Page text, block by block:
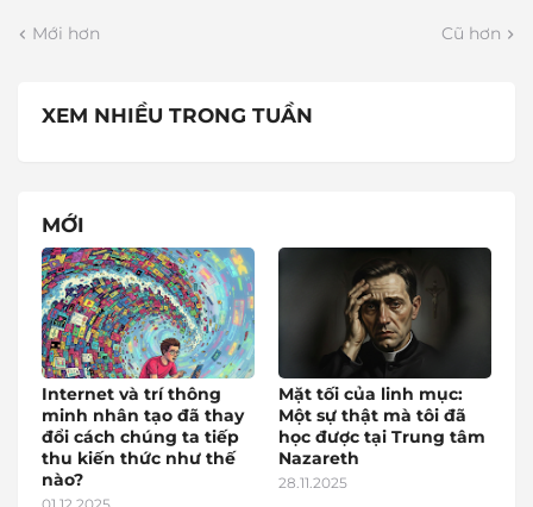
Mới hơn Cũ hơn
XEM NHIỀU TRONG TUẦN
MỚI
Internet và trí thông
minh nhân tạo đã thay
đổi cách chúng ta tiếp
thu kiến thức như thế
nào?
Mặt tối của linh mục:
Một sự thật mà tôi đã
học được tại Trung tâm
Nazareth
28.11.2025